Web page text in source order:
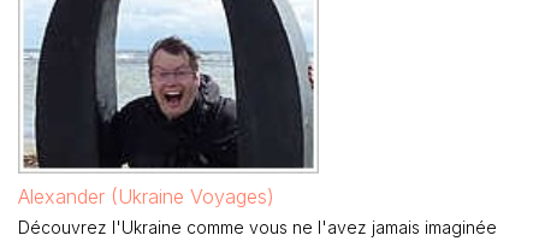
Alexander (Ukraine Voyages)
Découvrez l'Ukraine comme vous ne l'avez jamais imaginée